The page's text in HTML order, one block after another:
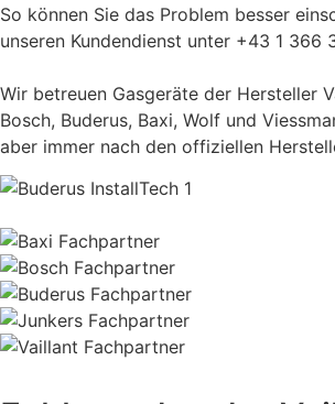
So können Sie das Problem besser
unseren Kundendienst unter +43 1 366
Wir betreuen Gasgeräte der Hersteller
Bosch, Buderus, Baxi, Wolf und
aber immer nach den offiziellen